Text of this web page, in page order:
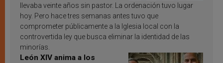
llevaba veinte años sin pastor. La ordenación tuvo lugar
hoy. Pero hace tres semanas antes tuvo que
comprometer públicamente a la Iglesia local con la
controvertida ley que busca eliminar la identidad de las
minorías.
León XIV anima a los